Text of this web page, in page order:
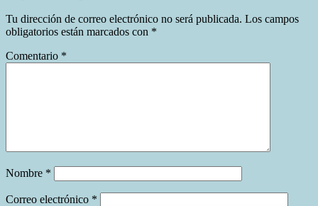
Tu dirección de correo electrónico no será publicada. Los campos
obligatorios están marcados con *
Comentario *
Nombre *
Correo electrónico *